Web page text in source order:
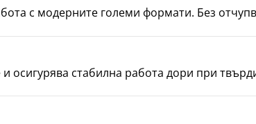
с модерните големи формати. Без
осигурява стабилна работа дори при